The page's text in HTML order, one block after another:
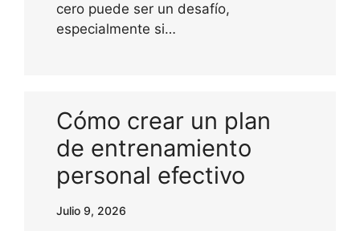
cero puede ser un desafío,
especialmente si…
Cómo crear un plan
de entrenamiento
personal efectivo
Julio 9, 2026